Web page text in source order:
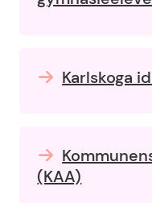
Karlskoga
(KAA)